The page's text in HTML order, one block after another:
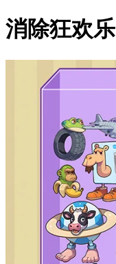
消除狂欢乐